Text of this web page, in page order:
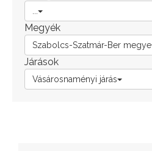
Megyék
Szabolcs-Szatmár-Ber megye
Járások
Vásárosnaményi járás